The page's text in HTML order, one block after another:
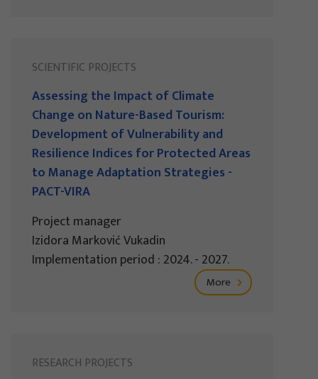
SCIENTIFIC PROJECTS
Assessing the Impact of Climate
Change on Nature-Based Tourism:
Development of Vulnerability and
Resilience Indices for Protected Areas
to Manage Adaptation Strategies -
PACT-VIRA
Project manager
Izidora Marković Vukadin
Implementation period : 2024. - 2027.
More
RESEARCH PROJECTS